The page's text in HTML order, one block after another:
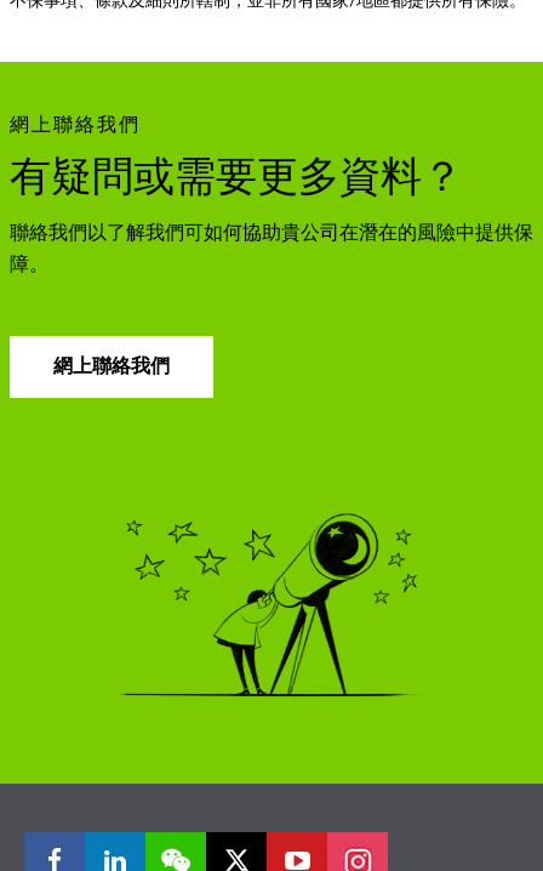
網上聯絡我們
有疑問或需要更多資料？
聯絡我們以了解我們可如何協助貴公司在潛在的風險中提供保
障。
網上聯絡我們